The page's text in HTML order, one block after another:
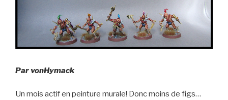
Par vonHymack
Un mois actif en peinture murale! Donc moins de figs…